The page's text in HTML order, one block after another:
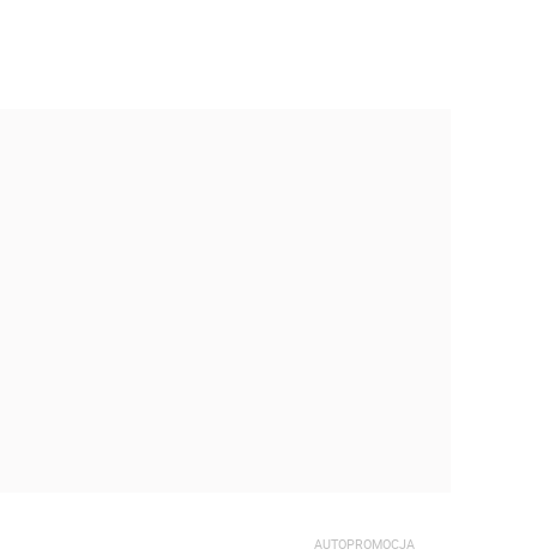
AUTOPROMOCJA